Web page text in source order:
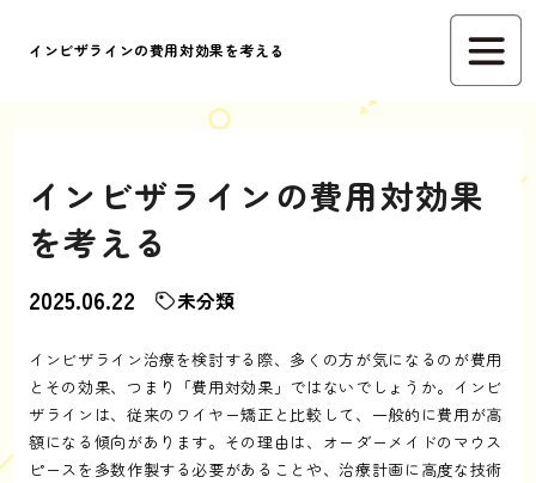
インビザラインの費用対効果を考える
インビザラインの費用対効果
を考える
2025.06.22 未分類
インビザライン治療を検討する際、多くの方が気になるのが費用
とその効果、つまり「費用対効果」ではないでしょうか。インビ
ザラインは、従来のワイヤー矯正と比較して、一般的に費用が高
額になる傾向があります。その理由は、オーダーメイドのマウス
ピースを多数作製する必要があることや、治療計画に高度な技術